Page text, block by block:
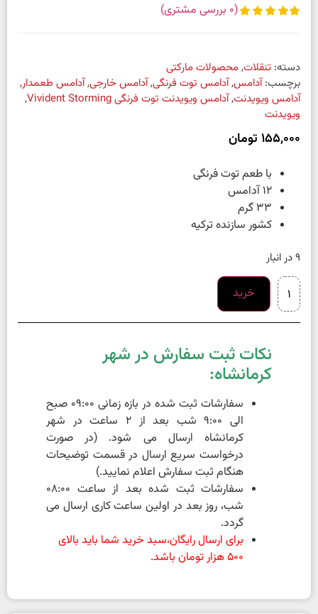
(
0 بررسی مشتری)
دسته: تنقلات,محصولات مارکتی
برچسب:آدامس,آدامس توت فرنگی,آدامس خارجی,آدامس طعمدار,
آدامس ویویدنت,آدامس ویویدنت توت فرنگی Vivident Storming
,
ویویدنت
155,000 تومان
با طعم توت فرنگی
۱۲ آدامس
۳۳ گرم
کشور سازنده ترکیه
9 در انبار
خرید
نکات ثبت سفارش در شهر
کرمانشاه:
سفارشات ثبت شده در بازه زمانی 09:00 صبح
الی 9:00 شب بعد از 2 ساعت در شهر
کرمانشاه ارسال می شود. (در صورت
درخواست سریع ارسال در قسمت توضیحات
هنگام ثبت سفارش اعلام نمایید.)
سفارشات ثبت شده بعد از ساعت 08:00
شب، روز بعد در اولین ساعت کاری ارسال می
گردد.
برای ارسال رایگان،سبد خرید شما باید بالای
500 هزار تومان باشد.